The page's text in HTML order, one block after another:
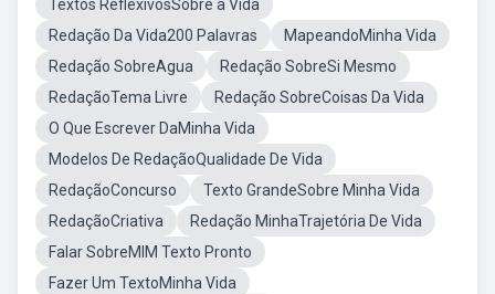
Textos ReflexivosSobre a Vida
Redação Da Vida200 Palavras
MapeandoMinha Vida
Redação SobreAgua
Redação SobreSi Mesmo
RedaçãoTema Livre
Redação SobreCoisas Da Vida
O Que Escrever DaMinha Vida
Modelos De RedaçãoQualidade De Vida
RedaçãoConcurso
Texto GrandeSobre Minha Vida
RedaçãoCriativa
Redação MinhaTrajetória De Vida
Falar SobreMIM Texto Pronto
Fazer Um TextoMinha Vida